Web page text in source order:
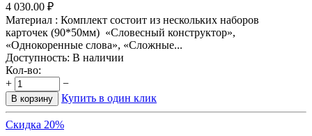
4 030.00 ₽
Материал : Комплект состоит из нескольких наборов
карточек (90*50мм) «Словесный конструктор»,
«Однокоренные слова», «Сложные...
Доступность: В наличии
Кол-во:
+
−
В корзину Купить в один клик
Скидка 20%